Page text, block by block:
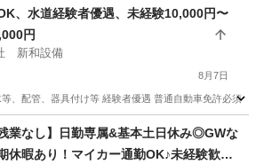
その他 サブスク
、水道経験者優遇、未経験10,000円〜
円
新和設備
8月7日
、配管、器具付け等 経験者優遇 普通自動車免許必須
その他 水道
残業なし】日勤専属&基本土日休み◎GWな
休暇あり！マイカー通勤OK♪未経験歓